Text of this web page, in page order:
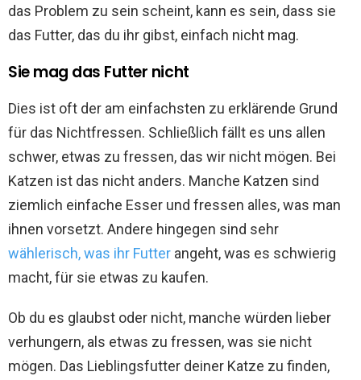
das Problem zu sein scheint, kann es sein, dass sie
das Futter, das du ihr gibst, einfach nicht mag.
Sie mag das Futter nicht
Dies ist oft der am einfachsten zu erklärende Grund
für das Nichtfressen. Schließlich fällt es uns allen
schwer, etwas zu fressen, das wir nicht mögen. Bei
Katzen ist das nicht anders. Manche Katzen sind
ziemlich einfache Esser und fressen alles, was man
ihnen vorsetzt. Andere hingegen sind sehr
wählerisch, was ihr Futter angeht, was es schwierig
macht, für sie etwas zu kaufen.
Ob du es glaubst oder nicht, manche würden lieber
verhungern, als etwas zu fressen, was sie nicht
mögen. Das Lieblingsfutter deiner Katze zu finden,